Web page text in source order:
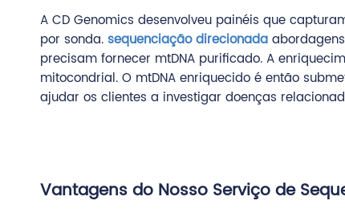
A CD Genomics desenvolveu painéis que
por sonda. sequenciação direcionada
precisam fornecer mtDNA purificado. A
mitocondrial. O mtDNA enriquecido é então
ajudar os clientes a investigar doenças
Vantagens do Nosso Serviço de